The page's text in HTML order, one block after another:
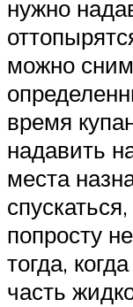
нужно
можно
время
надавить
места
попросту
тогда,
часть